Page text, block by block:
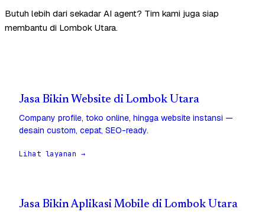
Butuh lebih dari sekadar AI agent? Tim kami juga siap
membantu di Lombok Utara.
Jasa Bikin Website di Lombok Utara
Company profile, toko online, hingga website instansi —
desain custom, cepat, SEO-ready.
Lihat layanan →
Jasa Bikin Aplikasi Mobile di Lombok Utara